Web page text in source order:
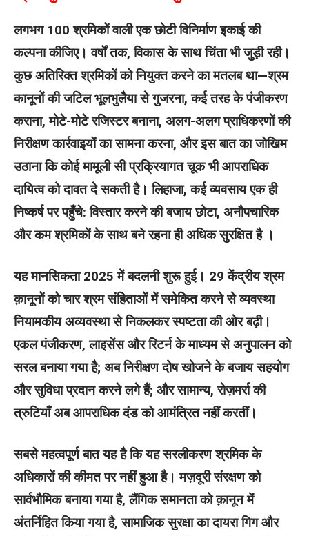
लगभग 100 श्रमिकों वाली एक छोटी विनिर्माण इकाई की
कल्पना कीजिए। वर्षों तक, विकास के साथ चिंता भी जुड़ी रही।
कुछ अतिरिक्त श्रमिकों को नियुक्त करने का मतलब था—श्रम
कानूनों की जटिल भूलभुलैया से गुजरना, कई तरह के पंजीकरण
कराना, मोटे-मोटे रजिस्टर बनाना, अलग-अलग प्राधिकरणों की
निरीक्षण कार्रवाइयों का सामना करना, और इस बात का जोखिम
उठाना कि कोई मामूली सी प्रक्रियागत चूक भी आपराधिक
दायित्व को दावत दे सकती है। लिहाजा, कई व्यवसाय एक ही
निष्कर्ष पर पहुँचे: विस्तार करने की बजाय छोटा, अनौपचारिक
और कम श्रमिकों के साथ बने रहना ही अधिक सुरक्षित है ।
यह मानसिकता 2025 में बदलनी शुरू हुई। 29 केंद्रीय श्रम
क़ानूनों को चार श्रम संहिताओं में समेकित करने से व्यवस्था
नियामकीय अव्यवस्था से निकलकर स्पष्टता की ओर बढ़ी।
एकल पंजीकरण, लाइसेंस और रिटर्न के माध्यम से अनुपालन को
सरल बनाया गया है; अब निरीक्षण दोष खोजने के बजाय सहयोग
और सुविधा प्रदान करने लगे हैं; और सामान्य, रोज़मर्रा की
त्रुटियाँ अब आपराधिक दंड को आमंत्रित नहीं करतीं।
सबसे महत्वपूर्ण बात यह है कि यह सरलीकरण श्रमिक के
अधिकारों की कीमत पर नहीं हुआ है। मज़दूरी संरक्षण को
सार्वभौमिक बनाया गया है, लैंगिक समानता को क़ानून में
अंतर्निहित किया गया है, सामाजिक सुरक्षा का दायरा गिग और